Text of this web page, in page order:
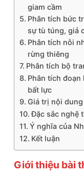
giam cầm
Phân tích bức
sự tù túng, giả
Phân tích nỗi
rừng thiêng
Phân tích bộ
Phân tích đoạn
bất lực
Giá trị nội
Đặc sắc nghệ
Ý nghĩa của
Kết luận
Giới thiệu bài